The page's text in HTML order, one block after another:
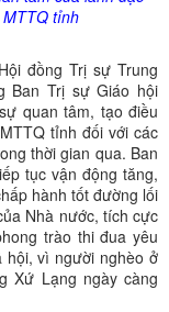
tỉnh
đồng Trị sự Trung
Ban Trị sự Giáo hội
quan tâm, tạo điều
tỉnh đối với các
thời gian qua. Ban
tục vận động tăng,
hành tốt đường lối
Nhà nước, tích cực
trào thi đua yêu
hội, vì người nghèo ở
Xứ Lạng ngày càng